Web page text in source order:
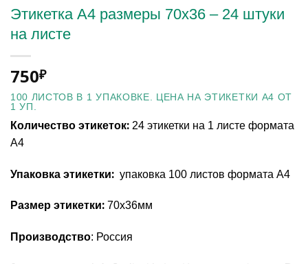
Этикетка А4 размеры 70х36 – 24 штуки
на листе
750₽
100 ЛИСТОВ В 1 УПАКОВКЕ. ЦЕНА НА ЭТИКЕТКИ А4 ОТ
1 УП.
Количество этикеток: 24 этикетки на 1 листе формата
А4
Упаковка этикетки: упаковка 100 листов формата А4
Размер этикетки: 70х36мм
Производство: Россия